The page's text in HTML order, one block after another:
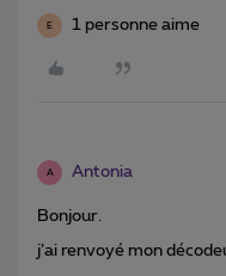
E 1 personne aime
A Antonia
Bonjour.
j’ai renvoyé mon